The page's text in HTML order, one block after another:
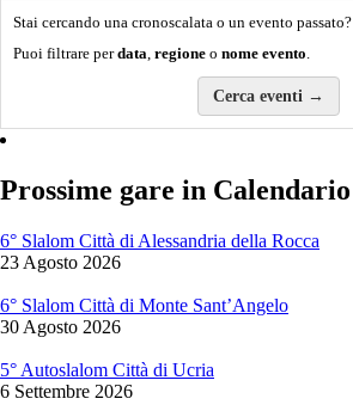
Stai cercando una cronoscalata o un evento passato?
Puoi filtrare perdata regione o nome evento
Cerca eventi →
Prossime gare in Calendario
6° Slalom Città di Alessandria della Rocca
23 Agosto 2026
6° Slalom Città di Monte Sant’Angelo
30 Agosto 2026
5° Autoslalom Città di Ucria
6 Settembre 2026